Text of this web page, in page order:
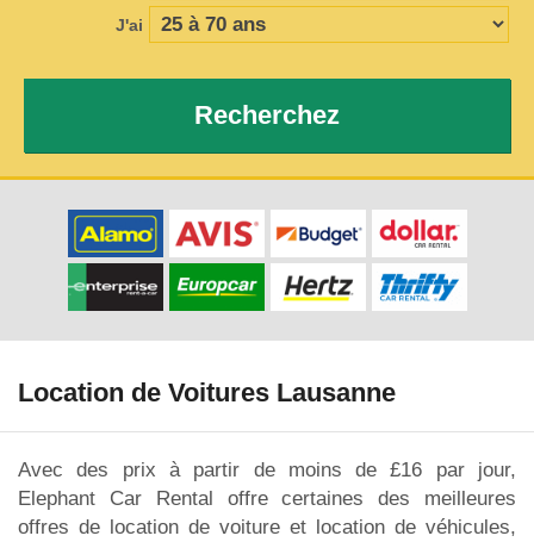
J'ai
Recherchez
Location de Voitures Lausanne
Avec des prix à partir de moins de £16 par jour,
Elephant Car Rental offre certaines des meilleures
offres de location de voiture et location de véhicules,